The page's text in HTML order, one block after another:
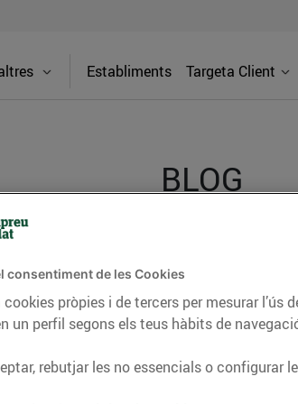
Establiments Targeta Client
BLOG
consells nutricionals,
CONSELLS I HÀBITS SALUDABLES
consentiment de les Cookies
pròpies i de tercers per mesurar l’ús
un perfil segons els teus hàbits de
rebutjar les no essencials o configurar